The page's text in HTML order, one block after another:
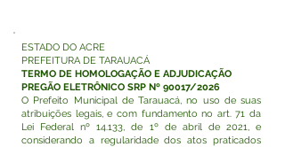
ESTADO DO ACRE
PREFEITURA DE TARAUACÁ
TERMO DE HOMOLOGAÇÃO E ADJUDICAÇÃO
PREGÃO ELETRÔNICO SRP Nº 90017/2026
O Prefeito Municipal de Tarauacá, no uso de suas
atribuições legais, e com fundamento no art. 71 da
Lei Federal nº 14.133, de 1º de abril de 2021, e
considerando a regularidade dos atos praticados